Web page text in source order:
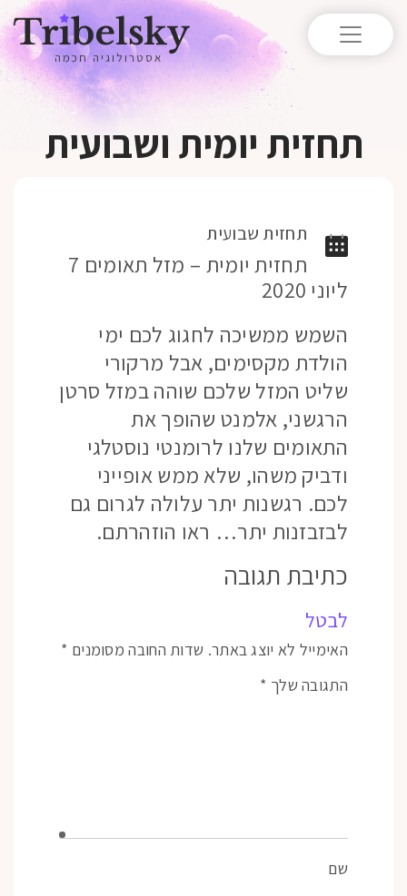
אסטרולוגיה חכמה
תחזית יומית ושבועית
תחזית שבועית
תחזית יומית – מזל תאומים 7
ליוני 2020
השמש ממשיכה לחגוג לכם ימי
הולדת מקסימים, אבל מרקורי
שליט המזל שלכם שוהה במזל סרטן
הרגשני, אלמנט שהופך את
התאומים שלנו לרומנטי נוסטלגי
ודביק משהו, שלא ממש אופייני
לכם. רגשנות יתר עלולה לגרום גם
לבזבזנות יתר… ראו הוזהרתם.
כתיבת תגובה
לבטל
האימייל לא יוצג באתר. שדות החובה מסומנים *
התגובה שלך *
שם